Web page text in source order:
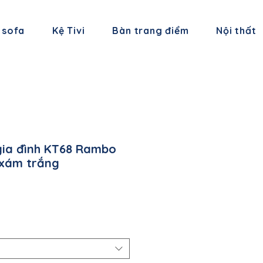
sofa Kệ Tivi Bàn trang điểm Nội thất
đình KT68 Rambo
trắng